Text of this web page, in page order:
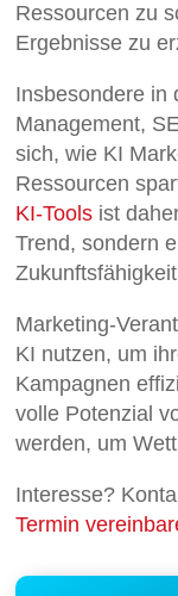
Ressourcen zu
Ergebnisse zu
Insbesondere in
Management,
sich, wie KI
Ressourcen
KI-Tools ist
Trend, sondern
Marketing-
KI nutzen, um
Kampagnen
volle Potenzial
werden, um
Interesse?
Termin